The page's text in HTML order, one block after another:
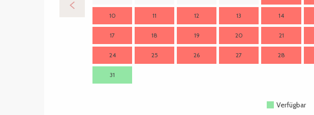
10 11 12 13 14
17 18 19 20 21
24 25 26 27 28
31
Verfügbar